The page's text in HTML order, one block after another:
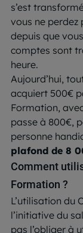
s’est
vous ne perdez
depuis que
comptes sont
heure.
Aujourd’hui,
acquiert 500€
Formation,
passe à 800€,
personne
plafond de 8
Comment
Formation ?
L’utilisation du
l’initiative du
pas l’obliger à